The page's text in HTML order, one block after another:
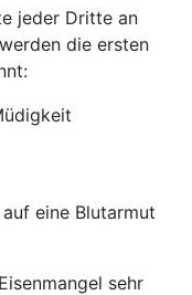
jeder Dritte an
die ersten
eine Blutarmut
sehr